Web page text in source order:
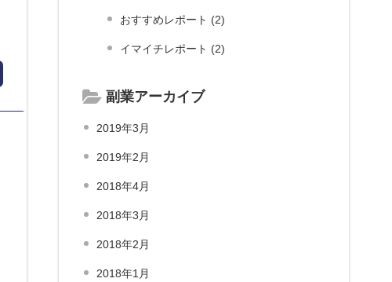
おすすめレポート (2)
イマイチレポート (2)
副業アーカイブ
2019年3月
2019年2月
2018年4月
2018年3月
2018年2月
2018年1月